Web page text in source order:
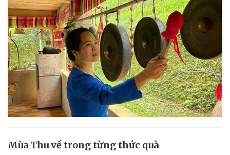
Mùa Thu về trong từng thức quà